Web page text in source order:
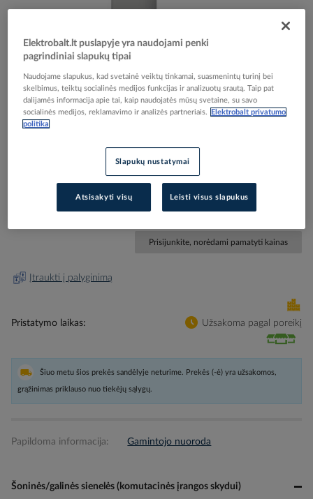
Skip
the
Reali prekė gali skirtis nuo pavaizduotos nuotraukoje
Šonai skydui 2000x800mm VX 8108.245 [pak. po 2
4028177827462
Gamintojo prekės kodas
Prisijunkite, norėdami pamatyti kainas
Įtraukti į palyginimą
Pristatymo laikas Užsakoma pagal poreikį
Šiuo metu šios prekės sandėlyje neturime. Prekės (-ė) yra užsakomos,
grąžinimas priklauso nuo tiekėjų sąlygų.
Papildoma informacija: Gamintojo nuoroda
Šoninės/galinės sienelės (komutacinės įrangos skydui)
Elektrobalt.lt puslapyje yra naudojami penki
pagrindiniai slapukų tipai
Naudojame slapukus, kad svetainė veiktų tinkamai, suasmenintų turinį bei
skelbimus, teiktų socialinės medijos funkcijas ir analizuotų srautą. Taip pat
dalijamės informacija apie tai, kaip naudojatės mūsų svetaine, su savo
socialinės medijos, reklamavimo ir analizės partneriais.
Elektrobalt privatumo
politika
Slapukų nustatymai
Atsisakyti visų Leisti visus slapukus